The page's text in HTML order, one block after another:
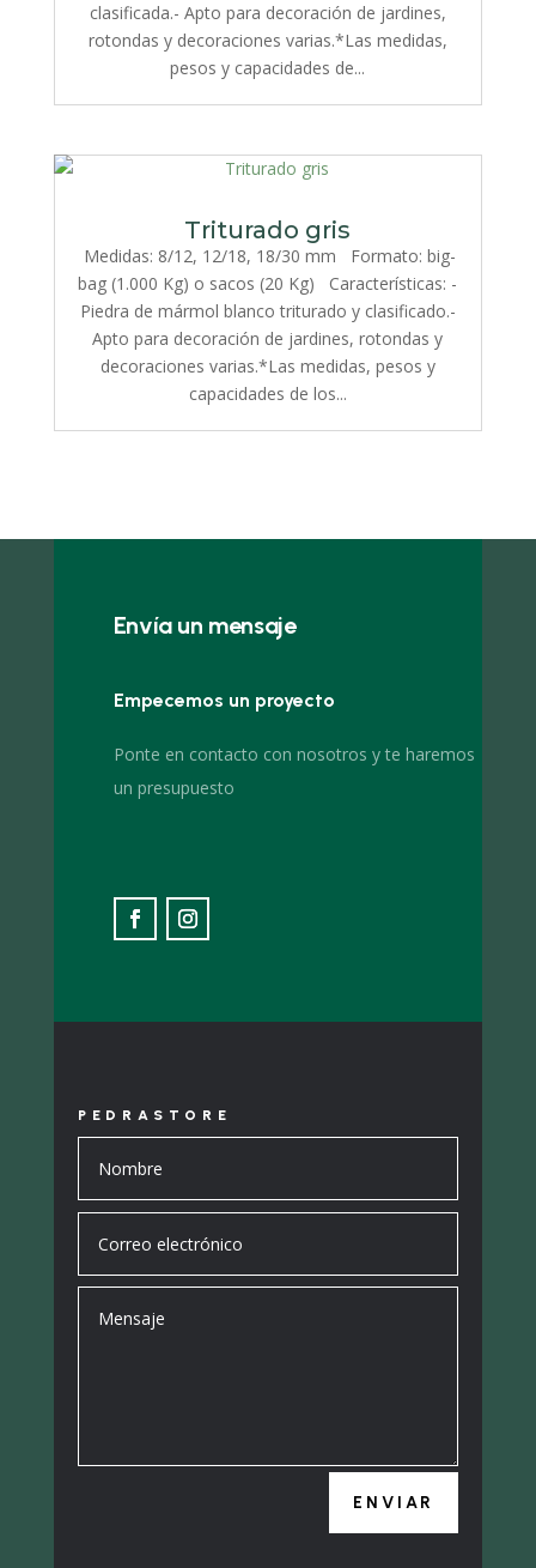
clasificada.- Apto para decoración de jardines,
rotondas y decoraciones varias.*Las medidas,
pesos y capacidades de...
Triturado gris
Medidas: 8/12, 12/18, 18/30 mm Formato: big-
bag (1.000 Kg) o sacos (20 Kg) Características: -
Piedra de mármol blanco triturado y clasificado.-
Apto para decoración de jardines, rotondas y
decoraciones varias.*Las medidas, pesos y
capacidades de los...
Envía un mensaje
Empecemos un proyecto
Ponte en contacto con nosotros y te haremos
un presupuesto
PEDRASTORE
ENVIAR